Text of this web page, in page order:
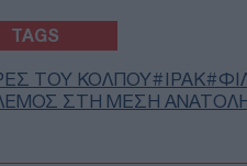
TAGS
ΤΟΥ ΚΟΛΠΟΥ ΙΡΑΚ
ΣΤΗ ΜΕΣΗ